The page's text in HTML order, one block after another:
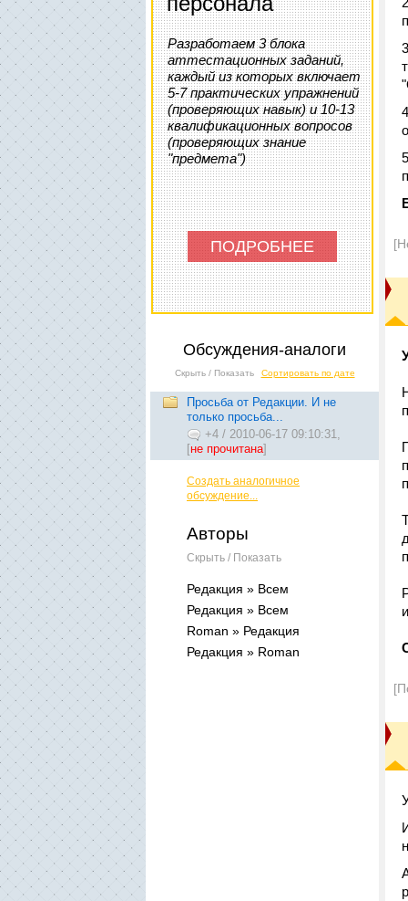
Разработаем 3 блока
аттестационных заданий,
каждый из которых включает
5-7 практических упражнений
(проверяющих навык) и 10-13
квалификационных вопросов
(проверяющих знание
"предмета")
ПОДРОБНЕЕ
Обсуждения-аналоги
Скрыть / Показать Сортировать по дате
Просьба от Редакции. И не
только просьба...
+4 / 2010-06-17 09:10:31,
[не прочитана]
Создать аналогичное
обсуждение...
Авторы
Скрыть / Показать
Редакция » Всем
Редакция » Всем
Roman » Редакция
Редакция » Roman